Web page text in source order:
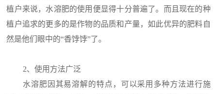
植户来说，水溶肥的使用便显得十分普遍了。而且现在的种
植户追求的更多的是作物的品质和产量，如此优异的肥料自
然是他们眼中的“香饽饽”了。
2、使用方法广泛
水溶肥因其易溶解的特点，可以采用多种方法进行施